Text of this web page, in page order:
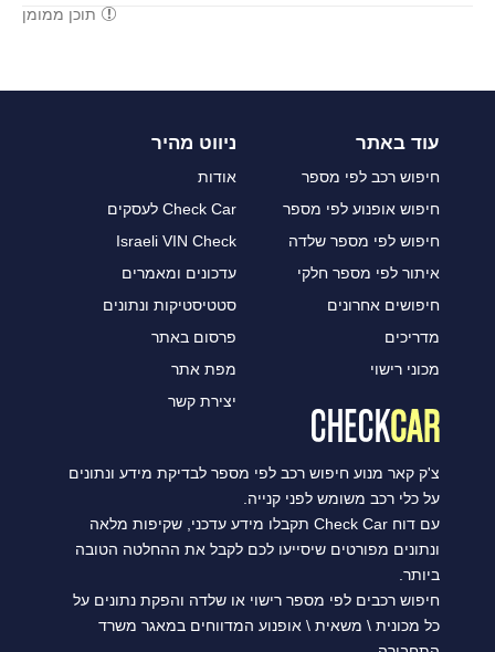
תוכן ממומן
עוד באתר
חיפוש רכב לפי מספר
חיפוש אופנוע לפי מספר
חיפוש לפי מספר שלדה
איתור לפי מספר חלקי
חיפושים אחרונים
מדריכים
מכוני רישוי
ניווט מהיר
אודות
Check Car לעסקים
Israeli VIN Check
עדכונים ומאמרים
סטטיסטיקות ונתונים
פרסום באתר
מפת אתר
יצירת קשר
צ'ק קאר מנוע חיפוש רכב לפי מספר לבדיקת מידע ונתונים
על כלי רכב משומש לפני קנייה.
עם דוח Check Car תקבלו מידע עדכני, שקיפות מלאה
ונתונים מפורטים שיסייעו לכם לקבל את ההחלטה הטובה
ביותר.
חיפוש רכבים לפי מספר רישוי או שלדה והפקת נתונים על
כל מכונית \ משאית \ אופנוע המדווחים במאגר משרד